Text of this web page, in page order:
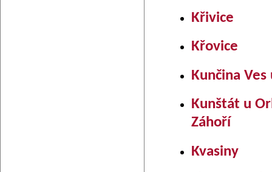
Křivice
Křovice
Kunčina
Kunštát u
Záhoří
Kvasiny